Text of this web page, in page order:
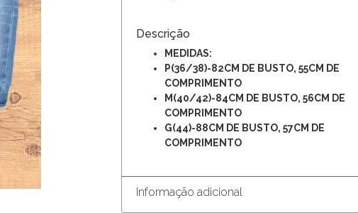
Descrição
MEDIDAS:
P(36/38)-82CM DE BUSTO, 55CM DE
COMPRIMENTO
M(40/42)-84CM DE BUSTO, 56CM DE
COMPRIMENTO
G(44)-88CM DE BUSTO, 57CM DE
COMPRIMENTO
Informação adicional